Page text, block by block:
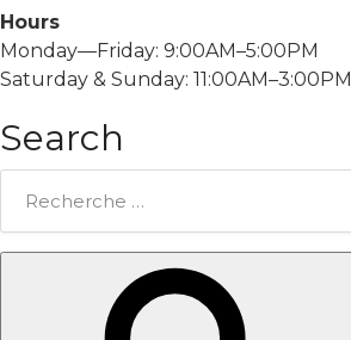
Hours
Monday—Friday: 9:00AM–5:00PM
Saturday & Sunday: 11:00AM–3:00PM
Search